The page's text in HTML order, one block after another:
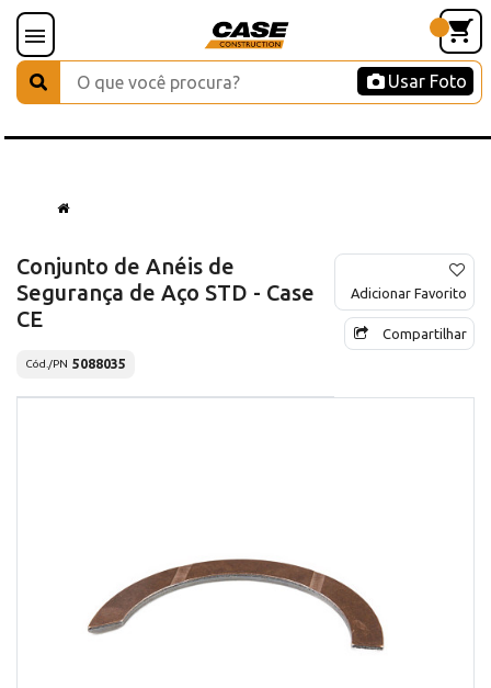
Usar Foto
Conjunto de Anéis de
Segurança de Aço STD - Case
CE
Cód./PN 5088035
Adicionar Favorito
Compartilhar